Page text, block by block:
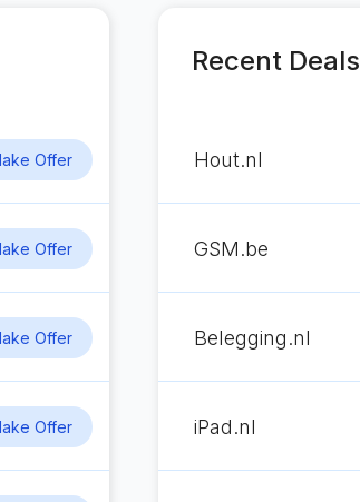
Offer
Offer
Offer
Offer
Recent Deals
Hout.nl
GSM.be
Belegging.nl
iPad.nl